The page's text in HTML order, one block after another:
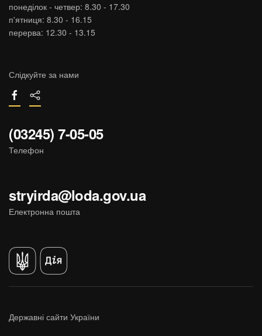
понеділок - четвер: 8.30 - 17.30
п'ятниця: 8.30 - 16.15
перерва: 12.30 - 13.15
Слідкуйте за нами
(03245) 7-05-05
Телефон
stryirda@loda.gov.ua
Електронна пошта
Державні сайти України